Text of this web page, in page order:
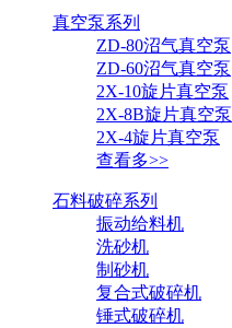
真空泵系列
ZD-80沼气真空泵
ZD-60沼气真空泵
2X-10旋片真空泵
2X-8B旋片真空泵
2X-4旋片真空泵
查看多>>
石料破碎系列
振动给料机
洗砂机
制砂机
复合式破碎机
锤式破碎机